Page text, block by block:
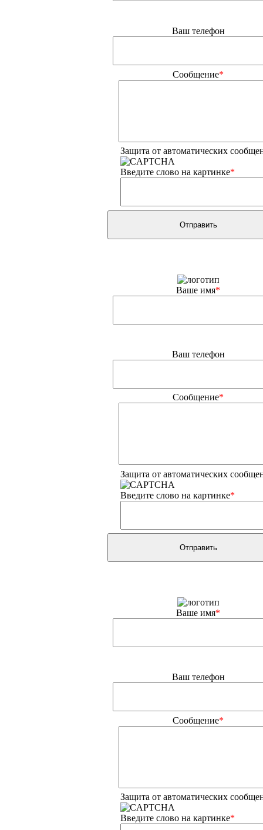
Ваш телефон
Сообщение*
Защита от автоматических
Введите слово на картинке*
Ваше имя*
Ваш телефон
Сообщение*
Защита от автоматических
Введите слово на картинке*
Ваше имя*
Ваш телефон
Сообщение*
Защита от автоматических
Введите слово на картинке*